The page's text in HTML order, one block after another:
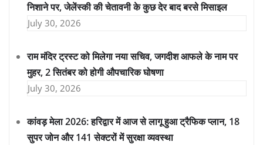
निशाने पर, जेलेंस्की की चेतावनी के कुछ देर बाद बरसे मिसाइल
July 30, 2026
राम मंदिर ट्रस्ट को मिलेगा नया सचिव, जगदीश आफले के नाम पर
मुहर, 2 सितंबर को होगी औपचारिक घोषणा
July 30, 2026
कांवड़ मेला 2026: हरिद्वार में आज से लागू हुआ ट्रैफिक प्लान, 18
सुपर जोन और 141 सेक्टरों में सुरक्षा व्यवस्था